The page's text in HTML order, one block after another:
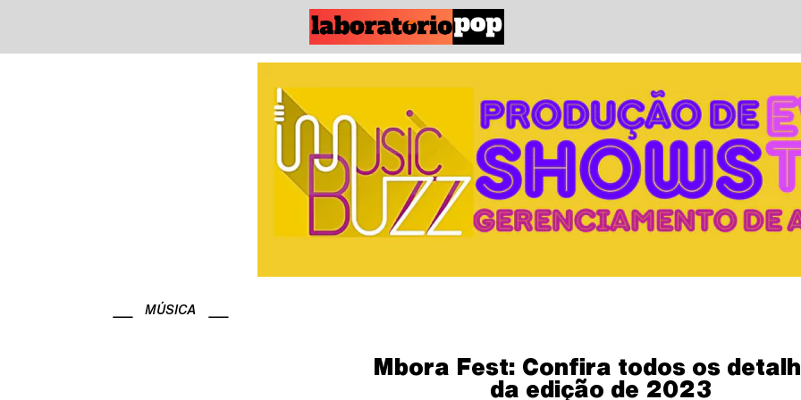
MÚSICA
Mbora Fest: Confira todos os
da edição de 2023